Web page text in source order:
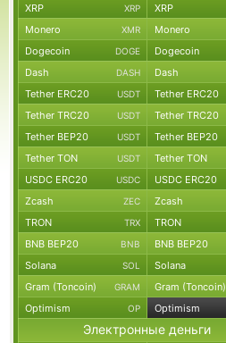
XRP XRP XRP
Monero XMR Monero
Dogecoin DOGE Dogecoin
Dash DASH Dash
Tether ERC20 USDT Tether ERC20
Tether TRC20 USDT Tether TRC20
Tether BEP20 USDT Tether BEP20
Tether TON USDT Tether TON
USDC ERC20 USDC USDC ERC20
Zcash ZEC Zcash
TRON TRX TRON
BNB BEP20 BNB BNB BEP20
Solana SOL Solana
Gram (Toncoin) GRAM Gram (Toncoin)
Optimism OP Optimism
Электронные деньги